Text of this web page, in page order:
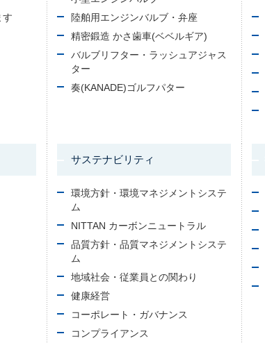
す
陸舶用エンジンバルブ・弁座
精密鍛造 かさ歯車(ベベルギア)
バルブリフター・ラッシュアジャス
ター
奏(KANADE)ゴルフパター
サステナビリティ
環境方針・環境マネジメントシステ
ム
NITTAN カーボンニュートラル
品質方針・品質マネジメントシステ
ム
地域社会・従業員との関わり
健康経営
コーポレート・ガバナンス
コンプライアンス